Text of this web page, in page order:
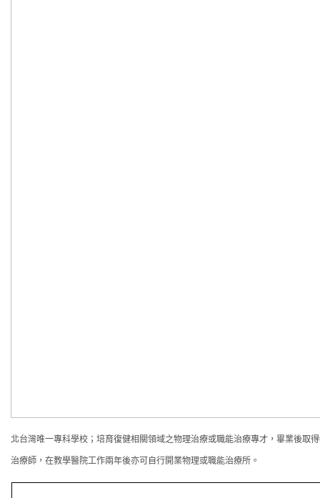
北台灣唯一專科學校； 培育復健相關領域之物理治療或職能治療專才，畢業後取
治療師，在教學醫院工作兩年後亦可自行開業物理或職能治療所。